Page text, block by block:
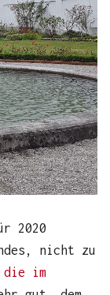
2020
nicht zu
die im